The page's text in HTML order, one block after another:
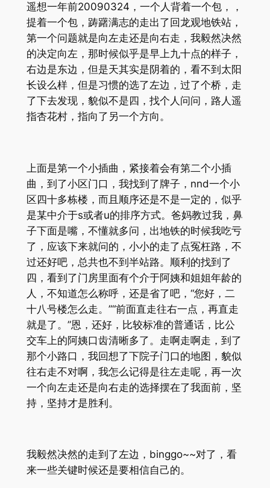
遥想一年前20090324，一个人背着一个包，，
提着一个包，踌躇满志的走出了回龙观地铁站，
第一个问题就是向左走还是向右走，我毅然决然
的决定向左，那时候似乎是早上九十点的样子，
右边是东边，但是天其实是阴着的，看不到太阳
长设么样，但是习惯的选了左边，过了个桥，走
了下去发现，貌似不是四，找个人问问，路人遥
指杏花村，指向了另一个方向。
上面是第一个小插曲，紧接着会有第二个小插
曲，到了小区门口，我找到了牌子，nnd一个小
区四十多栋楼，而且顺序还是不是一定的，似乎
是某中介于s或者u的排序方式。爸妈教过我，鼻
子下面是嘴，不懂就多问，出地铁的时候我吃亏
了，应该下来就问的，小小的走了点冤枉路，不
过还好吧，总共也不到半站路。顺利的找到了
四，看到了门房里面有个介于阿姨和姐姐年龄的
人，不知道怎么称呼，还是省了吧，“您好，二
十八号楼怎么走。”“前面直走往右一点，再直走
就是了。”恩，还好，比较标准的普通话，比公
交车上的阿姨口齿清晰多了。走啊走啊走，到了
那个小路口，我回想了下院子门口的地图，貌似
往右走不对啊，我怎么记得是往左走呢，再一次
一个向左走还是向右走的选择摆在了我面前，坚
持，坚持才是胜利。
我毅然决然的走到了左边，binggo~~对了，看
来一些关键时候还是要相信自己的。